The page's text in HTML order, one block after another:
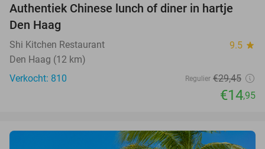
49%
Authentiek Chinese lunch of diner in hartje
Den Haag
Shi Kitchen Restaurant 9.5 star
Den Haag (12 km)
Verkocht: 810
Regulier €29,45
€14,95